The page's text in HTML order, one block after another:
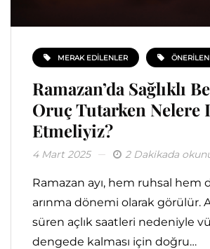
MERAK EDILENLER
Ramazan’da Sağlıklı
Oruç Tutarken Nelere
Etmeliyiz?
4 Mart 2025 2 Dakikada
Ramazan ayı, hem ruhsal hem
arınma dönemi olarak görülür.
süren açlık saatleri nedeniyle
dengede kalması için doğru…